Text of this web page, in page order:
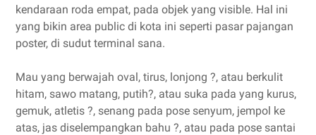
kendaraan roda empat, pada objek yang visible. Hal ini
yang bikin area public di kota ini seperti pasar pajangan
poster, di sudut terminal sana.
Mau yang berwajah oval, tirus, lonjong ?, atau berkulit
hitam, sawo matang, putih?, atau suka pada yang kurus,
gemuk, atletis ?, senang pada pose senyum, jempol ke
atas, jas diselempangkan bahu ?, atau pada pose santai